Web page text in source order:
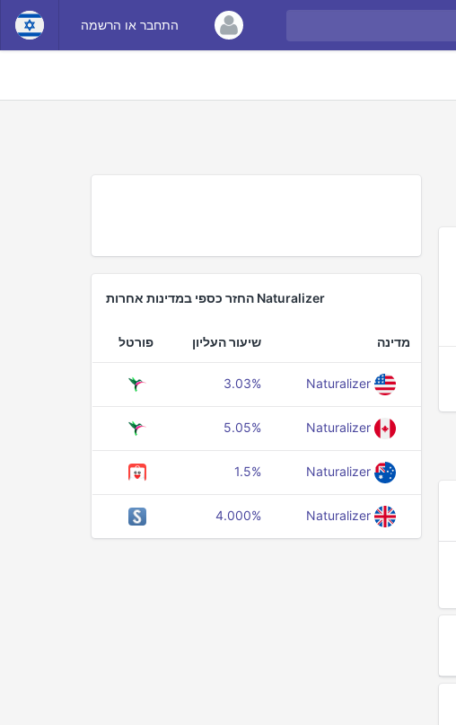
התחבר או הרשמה
Naturalizer החזר כספי במדינות אחרות
מדינה שיעור העליון פורטל
Naturalizer
3.03%
Naturalizer
5.05%
Naturalizer
1.5%
Naturalizer
4.000%